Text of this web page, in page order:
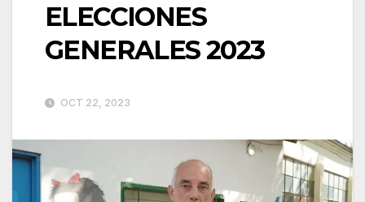
ELECCIONES
GENERALES 2023
OCT 22, 2023